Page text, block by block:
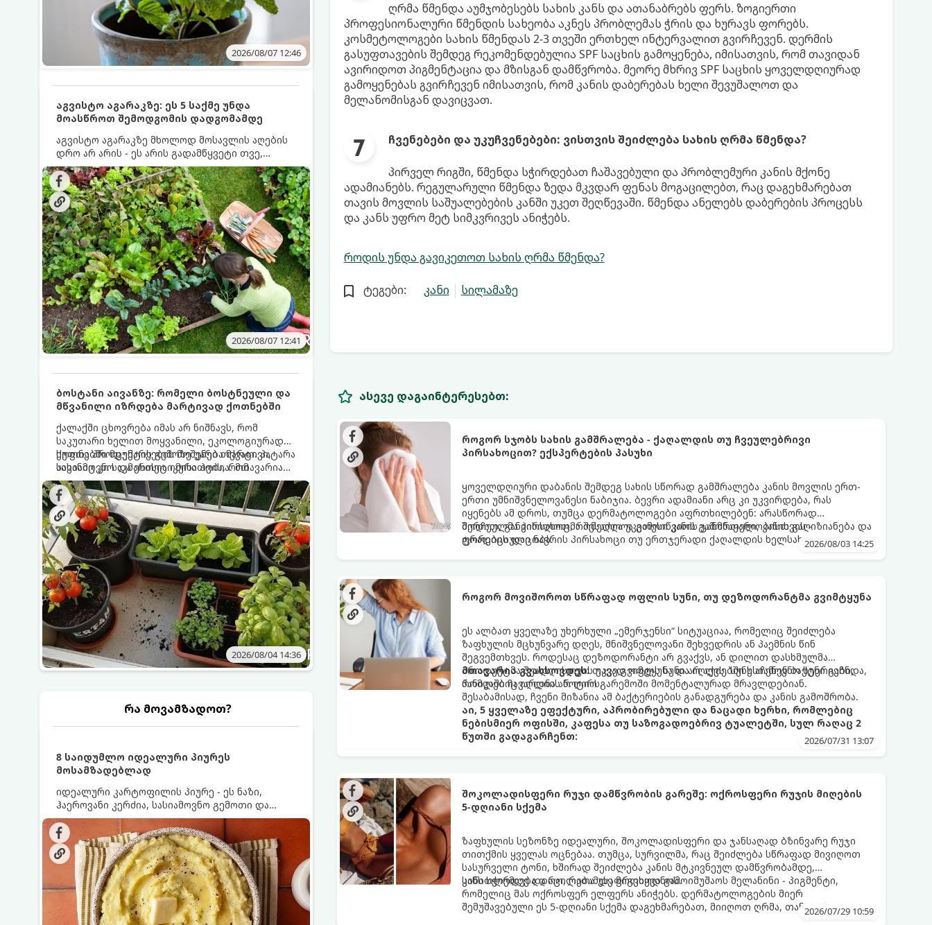
2026/08/07 12:46
აგვისტო აგარაკზე: ეს 5 საქმე უნდა
მოასწროთ შემოდგომის დადგომამდე
აგვისტო აგარაკზე მხოლოდ მოსავლის აღების
დრო არ არის - ეს არის გადამწყვეტი თვე,
როდესაც საფუძველი ეყრება მომავალი წლის
მოსავალს და ბაღი მზადდება შემოდგომა-
ზამთრის სეზონისთვის. იმისათვის, რომ
ნიადაგმა ენერგია აღიდგინოს, ხოლო
მცენარეებმა ზამთარს გაუძლონ, აგვისტოს
ბოლომდე 5 მნიშვნელოვანი საქმის გაკეთება
უნდა მოასწროთ:
2026/08/07 12:41
ბოსტანი აივანზე: რომელი ბოსტნეული და
მწვანილი იზრდება მარტივად ქოთნებში
ქალაქში ცხოვრება იმას არ ნიშნავს, რომ
საკუთარი ხელით მოყვანილი, ეკოლოგიურად
სუფთა პროდუქტის გემოზე უარი თქვათ. პატარა
აივანიც კი საკმარისია იმისათვის, რომ
მოიწყოთ მინი-ბოსტანი, საიდანაც
ყოველდღიურად ახალ, არომატულ მწვანილსა
და ბოსტნეულს მოკრეფთ.
ქოთნებში მცენარეების მოშენება მარტივი,
სასიამოვნო და ესთეტიკური ჰობია. მთავარია
იცოდეთ, რომელი კულტურები ეგუებიან
ქოთნის პირობებს ყველაზე კარგად და როგორ
მოუაროთ მათ სწორად.
2026/08/04 14:36
რა მოვამზადოთ?
8 საიდუმლო იდეალური პიურეს
მოსამზადებლად
იდეალური კარტოფილის პიურე - ეს ნაზი,
ჰაეროვანი კერძია, სასიამოვნო გემოთი და
ნაღების-მოყვითალო ფერით. მისი მომზადება
ძალიან მარტივია, მაგრამ არსებობს რამდენიმე
საიდუმლო, რომლებიც უნდა იცოდეთ, რომ
პიურე იდეალურად გემრიელი გამოვიდეს.
ღრმა წმენდა აუმჯობესებს სახის კანს და ათანაბრებს ფერს. ზოგიერთი
პროფესიონალური წმენდის სახეობა აკნეს პრობლემას ჭრის და ხურავს ფორებს.
კოსმეტოლოგები სახის წმენდას 2-3 თვეში ერთხელ ინტერვალით გვირჩევენ. დერმის
გასუფთავების შემდეგ რეკომენდებულია SPF საცხის გამოყენება, იმისათვის, რომ თავიდან
ავირიდოთ პიგმენტაცია და მზისგან დამწვრობა. მეორე მხრივ SPF საცხის ყოველდღიურად
გამოყენებას გვირჩევენ იმისათვის, რომ კანის დაბერებას ხელი შევუშალოთ და
მელანომისგან დავიცვათ.
ჩვენებები და უკუჩვენებები: ვისთვის შეიძლება სახის ღრმა წმენდა?
პირველ რიგში, წმენდა სჭირდებათ ჩაშავებული და პრობლემური კანის მქონე
ადამიანებს. რეგულარული წმენდა ზედა მკვდარ ფენას მოგაცილებთ, რაც დაგეხმარებათ
თავის მოვლის საშუალებების კანში უკეთ შეღწევაში. წმენდა ანელებს დაბერების პროცესს
და კანს უფრო მეტ სიმკვრივეს ანიჭებს.
როდის უნდა გავიკეთოთ სახის ღრმა წმენდა?
ტეგები: კანი სილამაზე
ასევე დაგაინტერესებთ:
როგორ სჯობს სახის გამშრალება - ქაღალდის თუ ჩვეულებრივი
პირსახოცით? ექსპერტების პასუხი
ყოველდღიური დაბანის შემდეგ სახის სწორად გამშრალება კანის მოვლის ერთ-
ერთი უმნიშვნელოვანესი ნაბიჯია. ბევრი ადამიანი არც კი უკვირდება, რას
იყენებს ამ დროს, თუმცა დერმატოლოგები აფრთხილებენ: არასწორად
შერჩეულმა პირსახოცმა შესაძლოა გამოიწვიოს გამონაყარი, კანის გაღიზიანება და
ფორების დაცობა.
მოდით, განვიხილოთ, რომელია უკეთესი კანის ჯანმრთელობისთვის -
ტრადიციული ნაჭრის პირსახოცი თუ ერთჯერადი ქაღალდის ხელსახოცი?2026/08/03 14:25
როგორ მოვიშოროთ სწრაფად ოფლის სუნი, თუ დეზოდორანტმა გვიმტყუნა
ეს ალბათ ყველაზე უხერხული „ემერჯენსი“ სიტუაციაა, რომელიც შეიძლება
ზაფხულის მცხუნვარე დღეს, მნიშვნელოვანი შეხვედრის ან პაემნის წინ
შეგვემთხვეს. როდესაც დეზოდორანტი არ გვაქვს, ან დილით დასხმულმა
პროდუქტმა შუადღისთვის უკვე გვიმტყუნა და იღლიებში უსიამოვნო სუნი გაჩნდა,
პანიკაში ჩავარდნა არ ღირს.
მთავარია გვახსოვდეს:თავად ოფლს სუნი არ აქვს. სუნს აჩენენ ბაქტერიები,
რომლებიც იღლიის ნოტიო გარემოში მომენტალურად მრავლდებიან.
შესაბამისად, ჩვენი მიზანია ამ ბაქტერიების განადგურება და კანის გამოშრობა.
აი, 5 ყველაზე ეფექტური, აპრობირებული და ნაცადი ხერხი, რომლებიც
ნებისმიერ ოფისში, კაფესა თუ საზოგადოებრივ ტუალეტში, სულ რაღაც 2
წუთში გადაგარჩენთ:
2026/07/31 13:07
შოკოლადისფერი რუჯი დამწვრობის გარეშე: ოქროსფერი რუჯის მიღების
5-დღიანი სქემა
ზაფხულის სეზონზე იდეალური, შოკოლადისფერი და ჯანსაღად ბზინვარე რუჯი
თითქმის ყველას ოცნებაა. თუმცა, სურვილმა, რაც შეიძლება სწრაფად მივიღოთ
სასურველი ტონი, ხშირად შეიძლება კანის მტკივნეულ დამწვრობამდე,
სიწითლემდე და აცილებამდე მიგვიყვანოს.
კანს სჭირდება დრო, რათა უსაფრთხოდ გამოიმუშაოს მელანინი - პიგმენტი,
რომელიც მას ოქროსფერ ელფერს ანიჭებს. დერმატოლოგების მიერ
შემუშავებული ეს 5-დღიანი სქემა დაგეხმარებათ, მიიღოთ ღრმა, თანაბარი და
2026/07/29 10:59